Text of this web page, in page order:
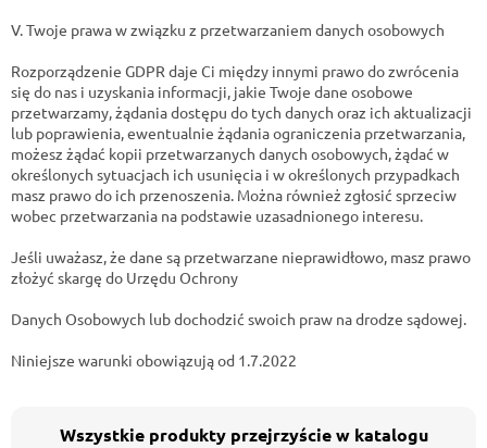
V. Twoje prawa w związku z przetwarzaniem danych osobowych
Rozporządzenie GDPR daje Ci między innymi prawo do zwrócenia
się do nas i uzyskania informacji, jakie Twoje dane osobowe
przetwarzamy, żądania dostępu do tych danych oraz ich aktualizacji
lub poprawienia, ewentualnie żądania ograniczenia przetwarzania,
możesz żądać kopii przetwarzanych danych osobowych, żądać w
określonych sytuacjach ich usunięcia i w określonych przypadkach
masz prawo do ich przenoszenia. Można również zgłosić sprzeciw
wobec przetwarzania na podstawie uzasadnionego interesu.
Jeśli uważasz, że dane są przetwarzane nieprawidłowo, masz prawo
złożyć skargę do Urzędu Ochrony
Danych Osobowych lub dochodzić swoich praw na drodze sądowej.
Niniejsze warunki obowiązują od 1.7.2022
Wszystkie produkty przejrzyście w katalogu